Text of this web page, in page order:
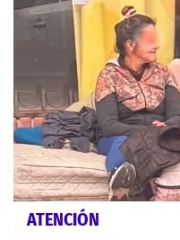
ATENCIÓN